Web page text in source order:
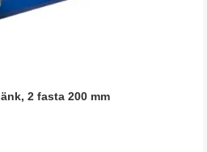
2 fasta 200 mm